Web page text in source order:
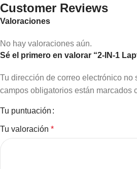
Customer Reviews
Valoraciones
No hay valoraciones aún.
Sé el primero en valorar “2-IN-1
Tu dirección de correo electrónico no
campos obligatorios están marcados
Tu puntuación
Tu valoración *